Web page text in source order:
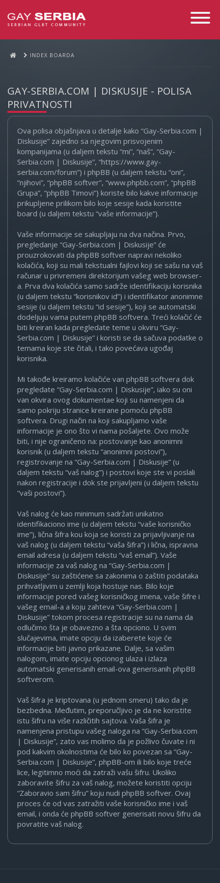
Toggle
INDEX BOARDA
GAY-SERBIA.COM | DISKUSIJE - POLISA
PRIVATNOSTI
Ova polisa objašnjava u detalje kako “Gay-Serbia.com |
Diskusije” zajedno sa njegovim prisvojenim
kompanijama (u daljem tekstu “mi”, “naš”, “Gay-
Serbia.com | Diskusije”, “https://www.gay-
serbia.com/forum”) i phpBB (u daljem tekstu “oni”,
“njihovi”, “phpBB softver”, “www.phpbb.com”, “phpBB
Grupa”, “phpBB Timovi”) koriste bilo kakve informacije
prikupljene prilikom bilo koje sesije kada koristite
board (u daljem tekstu “vaše informacije”).
Vaše informacije se sakupljaju na dva načina. Prvo,
pregledanje “Gay-Serbia.com | Diskusije” će
prouzrokovati da phpBB softver napravi nekoliko
kolačića, koji su mali tekstualni fajlovi koji se sašu na vaš
računar u privremeni direktorijum vašeg web browser-
a. Prva dva kolačića samo sadrže identifikaciju korisnika
(u daljem tekstu “korisnikov id”) i identifikator anonimne
sesije (u daljem tekstu “id sesije”), koji se automatski
dodeljuju vama putem phpBB softvera. Treći kolačić će
biti kreiran kada pregledate teme u okviru “Gay-
Serbia.com | Diskusije” i koristi se da sačuva podatke o
temama koje ste čitali, i tako povećava ugođaj
korisnika.
Mi takođe kreiramo kolačiće van phpBB softvera dok
pregledate “Gay-Serbia.com | Diskusije”, iako su oni
van okvira ovog dokumentae koji su namenjeni da
samo pokriju stranice kreirane pomoću phpBB
softvera. Drugi način na koji sakupljamo vaše
informacije je ono što vi nama pošaljete. Ovo može
biti, i nije ograničeno na: postovanje kao anonimni
korisnik (u daljem tekstu “anonimni postovi”),
registrovanje na “Gay-Serbia.com | Diskusije” (u
daljem tekstu “vaš nalog”) i postovi koje ste vi poslali
nakon registracije i dok ste prijavljeni (u daljem tekstu
“vaši postovi”).
Vaš nalog će kao minimum sadržati unikatno
identifikaciono ime (u daljem tekstu “vaše korisničko
ime”), lična šifra kou koja se koristi za prijavljivanje na
vaš nalog (u daljem tekstu “vaša šifra”) i lična, ispravna
email adresa (u daljem tekstu “vaš email”). Vaše
informacije za vaš nalog na “Gay-Serbia.com |
Diskusije” su zaštićene sa zakonima o zaštiti podataka
prihvatljivim u zemlji koja hostuje nas. Bilo koje
informacije pored vašeg korisničkog imena, vaše šifre i
vašeg email-a a koju zahteva “Gay-Serbia.com |
Diskusije” tokom procesa registracije su na nama da
odlučimo šta je obavezno a šta opciono. U svim
slučajevima, imate opciju da izaberete koje će
informacije biti javno prikazane. Dalje, sa vašim
nalogom, imate opciju opcionog ulaza i izlaza
automatski generisanih email-ova generisanih phpBB
softverom.
Vaš šifra je kriptovana (u jednom smeru) tako da je
bezbedna. Međutim, preporučljivo je da ne koristite
istu šifru na više različitih sajtova. Vaša šifra je
namenjena pristupu vašeg naloga na “Gay-Serbia.com
| Diskusije”, zato vas molimo da je požlivo čuvate i ni
pod kakvim okolnostima će bilo ko povezan sa “Gay-
Serbia.com | Diskusije”, phpBB-om ili bilo koje treće
lice, legitimno moći da zatraži vašu šifru. Ukoliko
zaboravite šifru za vaš nalog, možete koristiti opciju
“Zaboravio sam šifru” koju nudi phpBB softver. Ovaj
proces će od vas zatražiti vaše korisničko ime i vaš
email, i onda će phpBB softver generisati novu šifru da
povratite vaš nalog.